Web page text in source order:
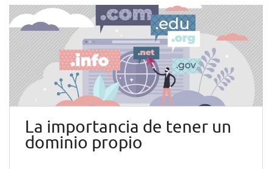
La importancia de tener un
dominio propio